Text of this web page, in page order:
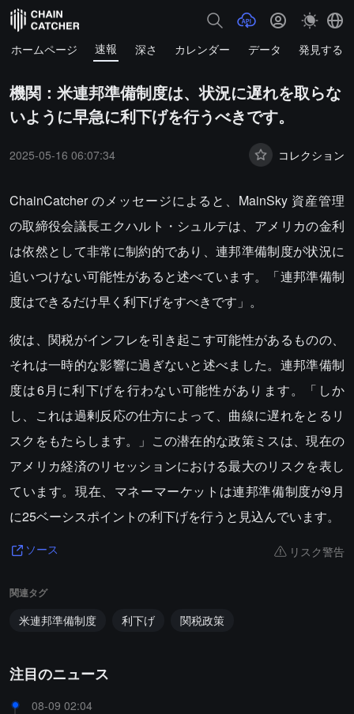
ホームページ 速報 深さ カレンダー データ 発見する
機関：米連邦準備制度は、状況に遅れを取らな
いように早急に利下げを行うべきです。
2025-05-16 06:07:34 コレクション
ChainCatcher のメッセージによると、MainSky 資産管理
の取締役会議長エクハルト・シュルテは、アメリカの金利
は依然として非常に制約的であり、連邦準備制度が状況に
追いつけない可能性があると述べています。「連邦準備制
度はできるだけ早く利下げをすべきです」。
彼は、関税がインフレを引き起こす可能性があるものの、
それは一時的な影響に過ぎないと述べました。連邦準備制
度は6月に利下げを行わない可能性があります。「しか
し、これは過剰反応の仕方によって、曲線に遅れをとるリ
スクをもたらします。」この潜在的な政策ミスは、現在の
アメリカ経済のリセッションにおける最大のリスクを表し
ています。現在、マネーマーケットは連邦準備制度が9月
に25ベーシスポイントの利下げを行うと見込んでいます。
ソース リスク警告
関連タグ
米連邦準備制度 利下げ 関税政策
注目のニュース
08-09 02:04